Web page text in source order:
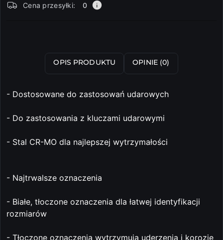
i
Cena przesyłki: 0
OPIS PRODUKTU OPINIE (0)
- Dostosowane do zastosowań udarowych
- Do zastosowania z kluczami udarowymi
- Stal CR-MO dla najlepszej wytrzymałości
- Najtrwalsze oznaczenia
- Białe, tłoczone oznaczenia dla łatwej identyfikacji
rozmiarów
- Tłoczone oznaczenia wytrzymują uderzenia i korozję